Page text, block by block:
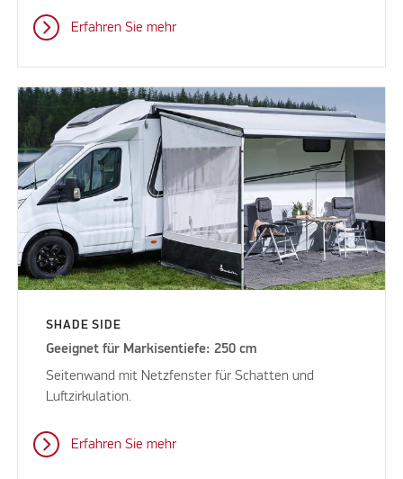
Erfahren Sie mehr
SHADE SIDE
Geeignet für Markisentiefe: 250 cm
Seitenwand mit Netzfenster für Schatten und
Luftzirkulation.
Erfahren Sie mehr